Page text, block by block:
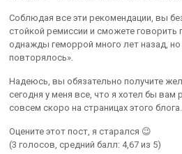
Соблюдая все эти рекомендации, вы
стойкой ремиссии и сможете говорить
однажды геморрой много лет назад,
повторялось».
Надеюсь, вы обязательно получите
сегодня у меня все, что я хотел бы вам
совсем скоро на страницах этого блога.
Оцените этот пост, я старался 😉
(3 голосов, средний балл: 4,67 из 5)